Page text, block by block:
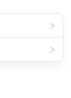
>
>